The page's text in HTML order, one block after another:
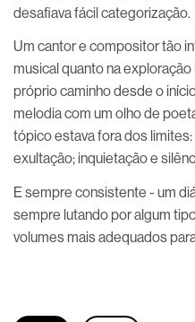
desafiava fácil categorização.
Um cantor e compositor tão
musical quanto na
próprio caminho desde o
melodia com um olho de
tópico estava fora dos
exultação; inquietação e
E sempre consistente - um
sempre lutando por algum
volumes mais adequados